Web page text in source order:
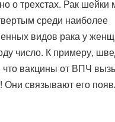
о трехстах. Рак
среди наиболее
видов рака у
число. К примеру,
что вакцины от ВПЧ
Они связывают его